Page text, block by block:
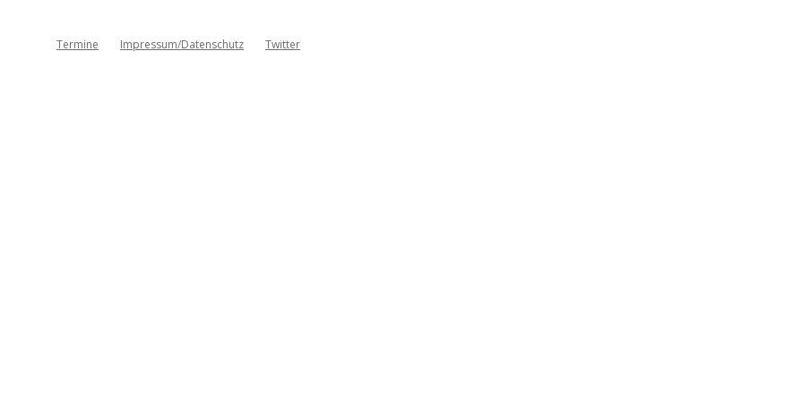
Termine Impressum/Datenschutz Twitter